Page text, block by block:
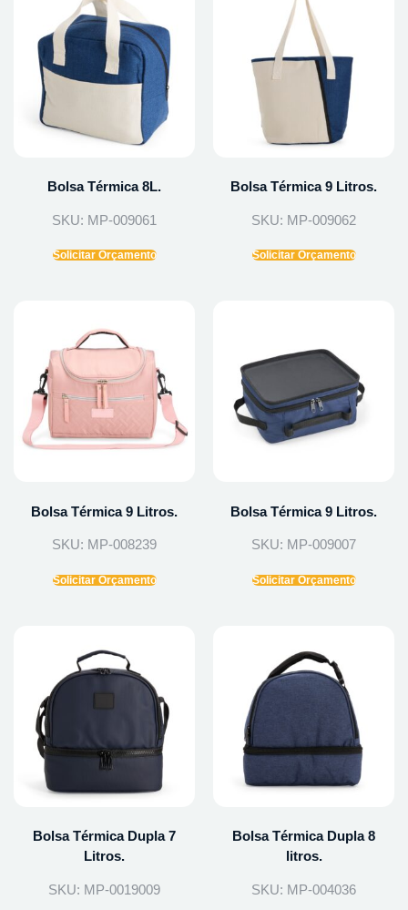
Bolsa Térmica 8L.
SKU: MP-009061
Solicitar Orçamento
Bolsa Térmica 9 Litros.
SKU: MP-009062
Solicitar Orçamento
Bolsa Térmica 9 Litros.
SKU: MP-008239
Solicitar Orçamento
Bolsa Térmica 9 Litros.
SKU: MP-009007
Solicitar Orçamento
Bolsa Térmica Dupla 7
Litros.
SKU: MP-0019009
Bolsa Térmica Dupla 8
litros.
SKU: MP-004036